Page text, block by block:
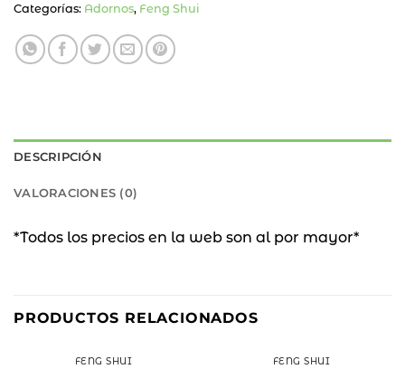
Categorías: Adornos, Feng Shui
DESCRIPCIÓN
VALORACIONES (0)
*Todos los precios en la web son al por mayor*
PRODUCTOS RELACIONADOS
FENG SHUI FENG SHUI